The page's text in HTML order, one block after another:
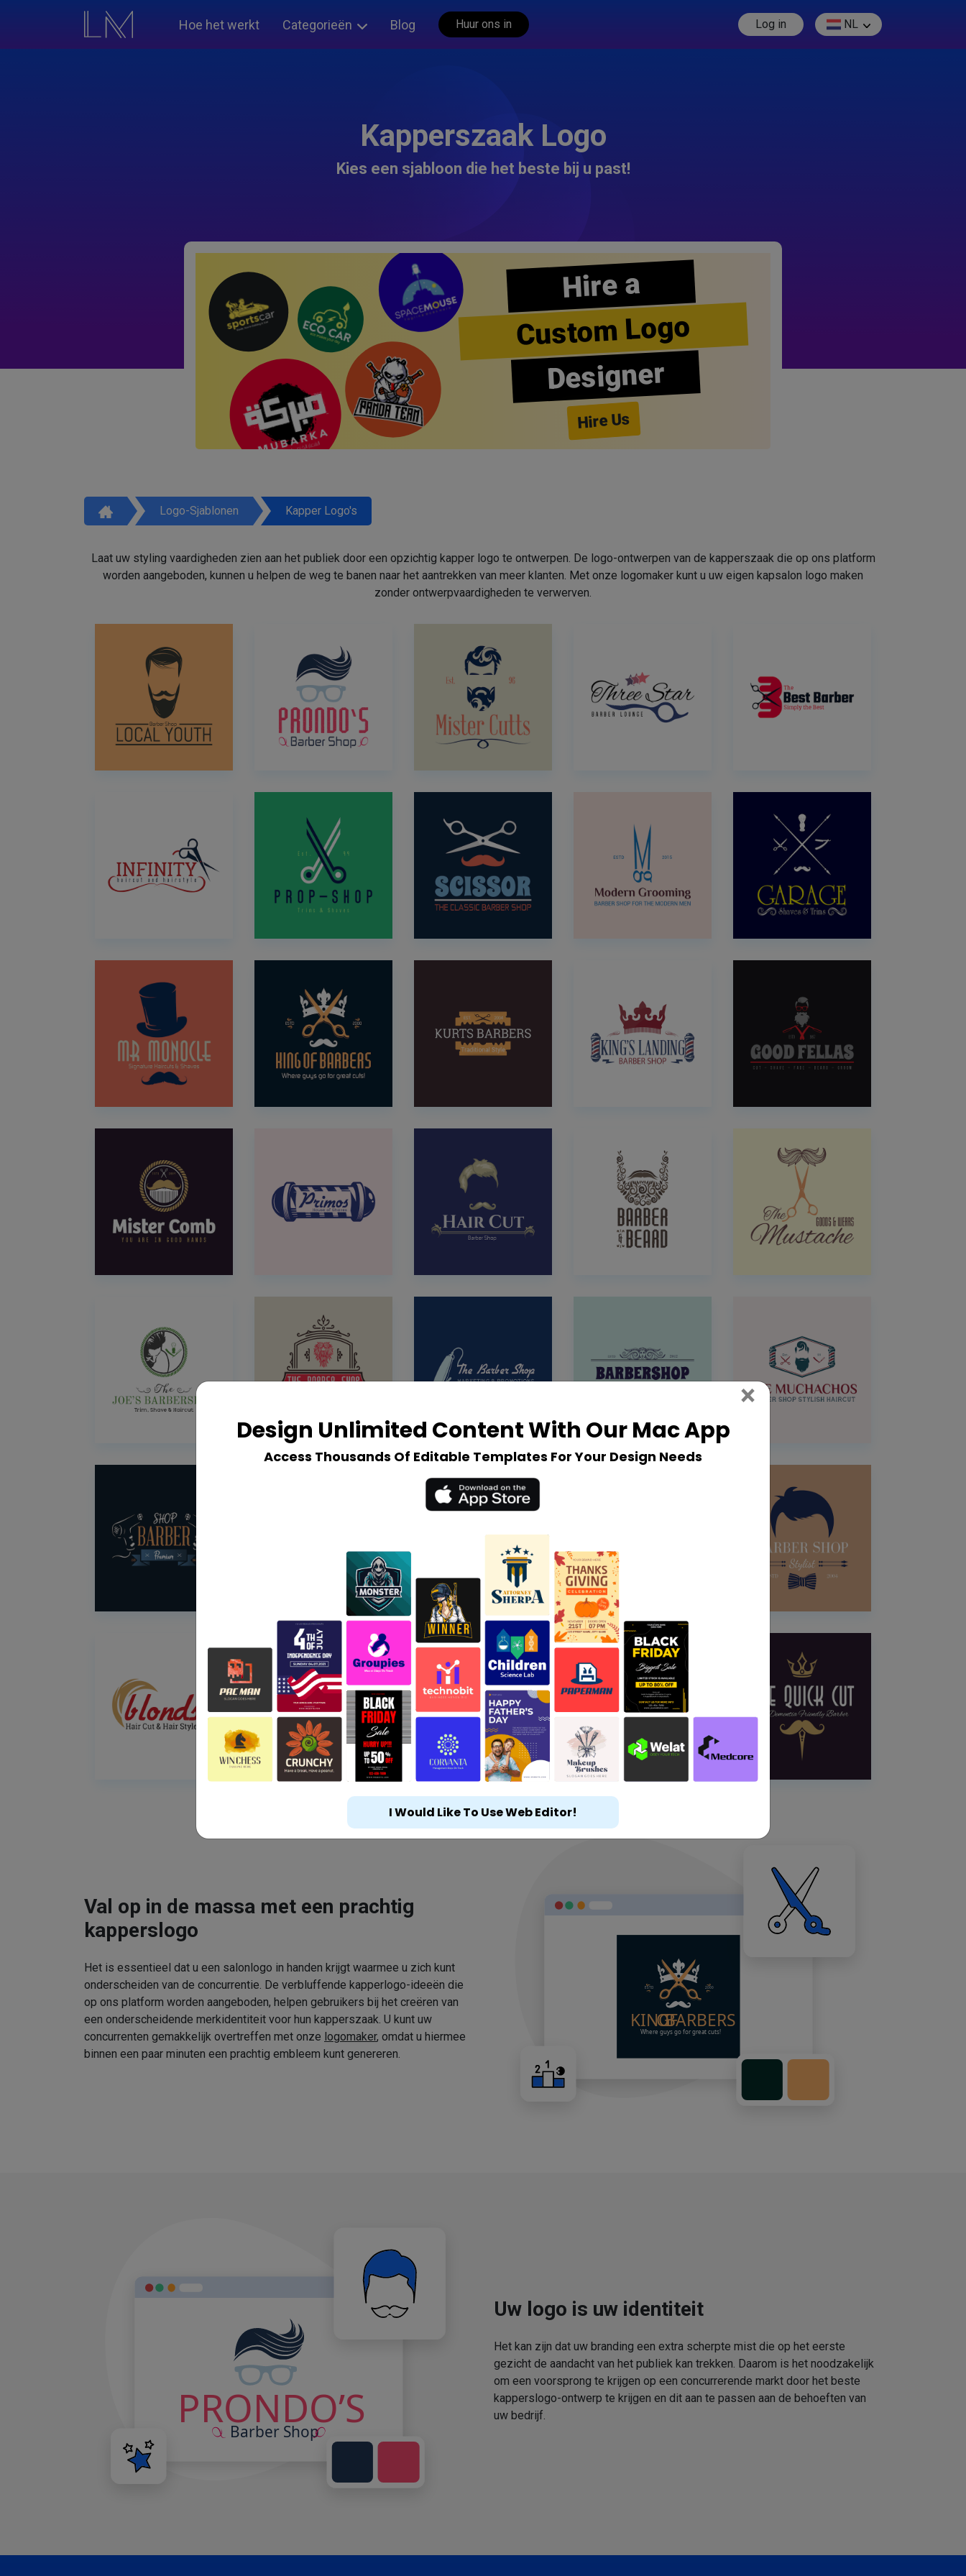
Hoe het werkt Categorieën Blog Huur ons in Log in NL
Kapperszaak Logo
Kies een sjabloon die het beste bij u past!
Hire a
Custom Logo
Designer
Hire Us
Logo-Sjablonen Kapper Logo's
Laat uw styling vaardigheden zien aan het publiek door een opzichtig kapper logo te ontwerpen. De logo-ontwerpen van de kapperszaak die op ons platform
worden aangeboden, kunnen u helpen de weg te banen naar het aantrekken van meer klanten. Met onze logomaker kunt u uw eigen kapsalon logo maken
zonder ontwerpvaardigheden te verwerven.
Val op in de massa met een prachtig
kapperslogo
Het is essentieel dat u een salonlogo in handen krijgt waarmee u zich kunt
onderscheiden van de concurrentie. De verbluffende kapperlogo-ideeën die
op ons platform worden aangeboden, helpen gebruikers bij het creëren van
een onderscheidende merkidentiteit voor hun kapperszaak. U kunt uw
concurrenten gemakkelijk overtreffen met onze logomaker, omdat u hiermee
binnen een paar minuten een prachtig embleem kunt genereren.
Uw logo is uw identiteit
Het kan zijn dat uw branding een extra scherpte mist die op het eerste
gezicht de aandacht van het publiek kan trekken. Daarom is het noodzakelijk
om een voorsprong te krijgen op een concurrerende markt door het beste
kapperslogo-ontwerp te krijgen en dit aan te passen aan de behoeften van
uw bedrijf.
Design Unlimited Content With Our Mac App
Access Thousands Of Editable Templates For Your Design Needs
× Close
I Would Like To Use Web Editor!